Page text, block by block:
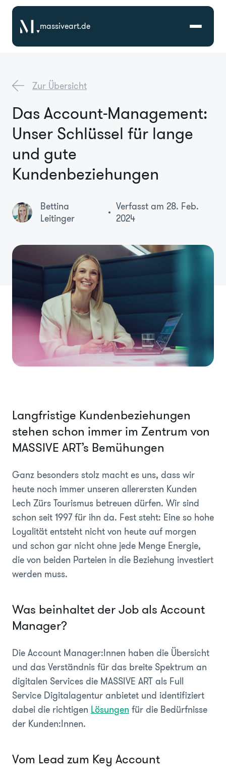
massiveart.de
Referenzen
Branchen
Über Uns
Zur Übersicht
Das Account-Management:
Unser Schlüssel für lange
und gute
Kundenbeziehungen
Bettina
Leitinger
Verfasst am 28. Feb.
2024
Langfristige Kundenbeziehungen
stehen schon immer im Zentrum von
MASSIVE ART’s Bemühungen
Ganz besonders stolz macht es uns, dass wir
heute noch immer unseren allerersten Kunden
Lech Zürs Tourismus betreuen dürfen. Wir sind
schon seit 1997 für ihn da. Fest steht: Eine so hohe
Loyalität entsteht nicht von heute auf morgen
und schon gar nicht ohne jede Menge Energie,
die von beiden Parteien in die Beziehung investiert
werden muss.
Was beinhaltet der Job als Account
Manager?
Die Account Manager:Innen haben die Übersicht
und das Verständnis für das breite Spektrum an
digitalen Services die MASSIVE ART als Full
Service Digitalagentur anbietet und identifiziert
dabei die richtigen Lösungen für die Bedürfnisse
der Kunden:Innen.
Vom Lead zum Key Account